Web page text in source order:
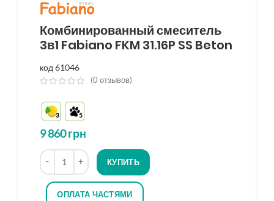
Комбинированный смеситель
3в1 Fabiano FKM 31.16P SS Beton
код 61046
(0 отзывов)
3 5
9 860грн
Количество
КУПИТЬ
ОПЛАТА ЧАСТЯМИ